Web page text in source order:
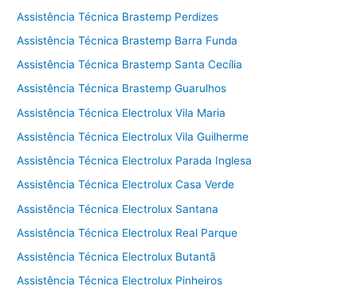
Assistência Técnica Brastemp Perdizes
Assistência Técnica Brastemp Barra Funda
Assistência Técnica Brastemp Santa Cecília
Assistência Técnica Brastemp Guarulhos
Assistência Técnica Electrolux Vila Maria
Assistência Técnica Electrolux Vila Guilherme
Assistência Técnica Electrolux Parada Inglesa
Assistência Técnica Electrolux Casa Verde
Assistência Técnica Electrolux Santana
Assistência Técnica Electrolux Real Parque
Assistência Técnica Electrolux Butantã
Assistência Técnica Electrolux Pinheiros